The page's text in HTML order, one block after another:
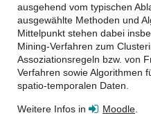
ausgehend vom typischen
ausgewählte Methoden und
Mittelpunkt stehen dabei
Mining-Verfahren zum
Assoziationsregeln bzw. von
Verfahren sowie Algorithmen
spatio-temporalen Daten.
Weitere Infos in Moodle